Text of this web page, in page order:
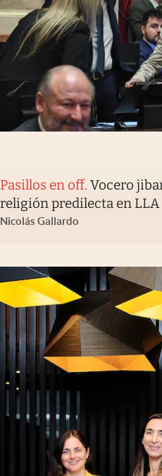
Pasillos en off. Vocero
religión predilecta en LLA
Nicolás Gallardo